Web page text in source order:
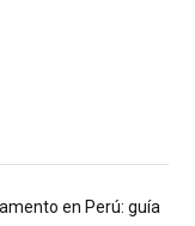
en Perú: guía